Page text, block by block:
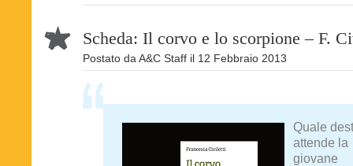
Scheda: Il corvo e lo scorpione – F.
Postato da A&C Staff il 12 Febbraio 2013
Quale
attende la
giovane